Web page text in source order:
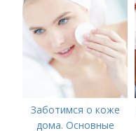
Заботимся о коже
дома. Основные